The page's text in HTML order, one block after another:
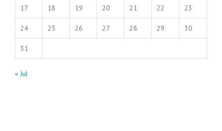
17 18 19 20 21 22 23
24 25 26 27 28 29 30
31
« Jul